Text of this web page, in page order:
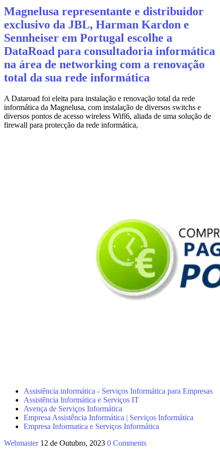
Magnelusa representante e distribuidor
exclusivo da JBL, Harman Kardon e
Sennheiser em Portugal escolhe a
DataRoad para consultadoria informática
na área de networking com a renovação
total da sua rede informática
A Dataroad foi eleita para instalação e renovação total da rede
informática da Magnelusa, com instalação de diversos switchs e
diversos pontos de acesso wireless Wifi6, aliada de uma solução de
firewall para protecção da rede informática,
Assistência informática - Serviços Informática para Empresas
Assistência Informática e Serviços IT
Avença de Serviços Informática
Empresa Assistência Informática | Serviços Informática
Empresa Informatica e Serviços Informática
Webmaster 12 de Outubro, 2023 0 Comments